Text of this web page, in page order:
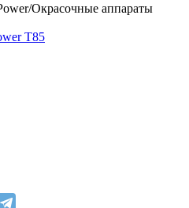
Окрасочные аппараты
T85